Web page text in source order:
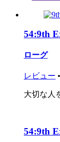
54:9th
ローグ
レビュー •
大切な人
54:9th